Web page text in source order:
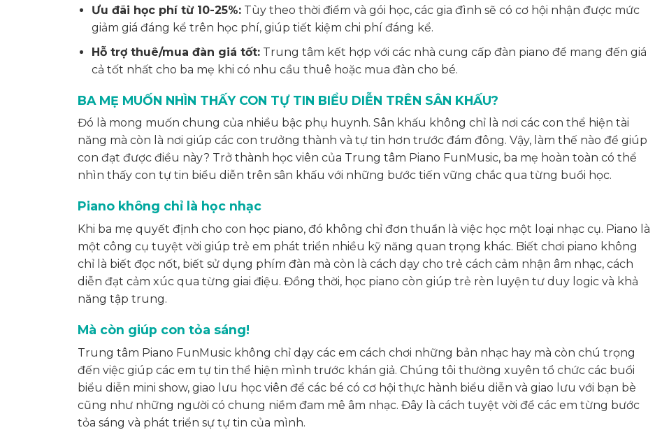
Ưu đãi học phí từ 10-25%: Tùy theo thời điểm và gói học, các gia đình sẽ có cơ hội nhận được mức
giảm giá đáng kể trên học phí, giúp tiết kiệm chi phí đáng kể.
Hỗ trợ thuê/mua đàn giá tốt: Trung tâm kết hợp với các nhà cung cấp đàn piano để mang đến giá
cả tốt nhất cho ba mẹ khi có nhu cầu thuê hoặc mua đàn cho bé.
BA MẸ MUỐN NHÌN THẤY CON TỰ TIN BIỂU DIỄN TRÊN SÂN KHẤU?
Đó là mong muốn chung của nhiều bậc phụ huynh. Sân khấu không chỉ là nơi các con thể hiện tài
năng mà còn là nơi giúp các con trưởng thành và tự tin hơn trước đám đông. Vậy, làm thế nào để giúp
con đạt được điều này? Trở thành học viên của Trung tâm Piano FunMusic, ba mẹ hoàn toàn có thể
nhìn thấy con tự tin biểu diễn trên sân khấu với những bước tiến vững chắc qua từng buổi học.
Piano không chỉ là học nhạc
Khi ba mẹ quyết định cho con học piano, đó không chỉ đơn thuần là việc học một loại nhạc cụ. Piano là
một công cụ tuyệt vời giúp trẻ em phát triển nhiều kỹ năng quan trọng khác. Biết chơi piano không
chỉ là biết đọc nốt, biết sử dụng phím đàn mà còn là cách dạy cho trẻ cách cảm nhận âm nhạc, cách
diễn đạt cảm xúc qua từng giai điệu. Đồng thời, học piano còn giúp trẻ rèn luyện tư duy logic và khả
năng tập trung.
Mà còn giúp con tỏa sáng!
Trung tâm Piano FunMusic không chỉ dạy các em cách chơi những bản nhạc hay mà còn chú trọng
đến việc giúp các em tự tin thể hiện mình trước khán giả. Chúng tôi thường xuyên tổ chức các buổi
biểu diễn mini show, giao lưu học viên để các bé có cơ hội thực hành biểu diễn và giao lưu với bạn bè
cũng như những người có chung niềm đam mê âm nhạc. Đây là cách tuyệt vời để các em từng bước
tỏa sáng và phát triển sự tự tin của mình.